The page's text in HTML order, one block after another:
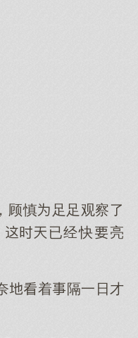
慎足足观察了
已经快亮
着隔一日才